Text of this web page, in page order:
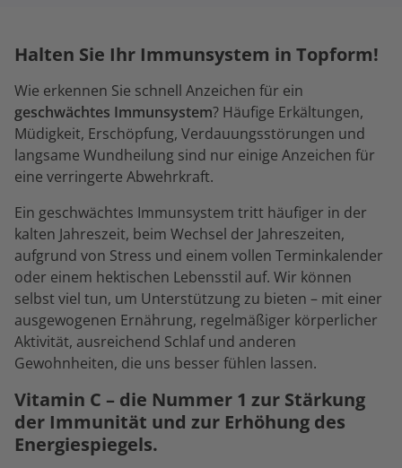
Halten Sie Ihr Immunsystem in Topform!
Wie erkennen Sie schnell Anzeichen für ein
geschwächtes Immunsystem? Häufige Erkältungen,
Müdigkeit, Erschöpfung, Verdauungsstörungen und
langsame Wundheilung sind nur einige Anzeichen für
eine verringerte Abwehrkraft.
Ein geschwächtes Immunsystem tritt häufiger in der
kalten Jahreszeit, beim Wechsel der Jahreszeiten,
aufgrund von Stress und einem vollen Terminkalender
oder einem hektischen Lebensstil auf. Wir können
selbst viel tun, um Unterstützung zu bieten – mit einer
ausgewogenen Ernährung, regelmäßiger körperlicher
Aktivität, ausreichend Schlaf und anderen
Gewohnheiten, die uns besser fühlen lassen.
Vitamin C – die Nummer 1 zur Stärkung
der Immunität und zur Erhöhung des
Energiespiegels.